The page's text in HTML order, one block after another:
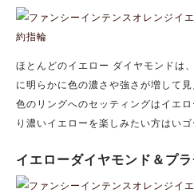
ほとんどのイエロー ダイヤモンドは
に明らかに色の濃さや強さが増して
色のリングへのセッティングはイエ
り濃いイエローを楽しみたい方はい
イエローダイヤモンド＆プ